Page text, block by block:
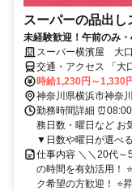
スーパーの品出し
未経験歓迎！午前のみ
スーパー横濱屋 大
交通・アクセス 「
交通費規定支給
時給1,230円～1,330
神奈川県横浜市神奈
勤務時間詳細
務日数・曜日など お
▼日数や曜日が選べ
仕事内容 ＼＼20代～
の時間を有効活用！
ク希望の方歓迎！ ⭐